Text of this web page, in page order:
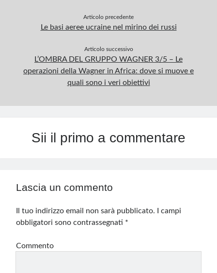
Articolo precedente
Le basi aeree ucraine nel mirino dei russi
Articolo successivo
L’OMBRA DEL GRUPPO WAGNER 3/5 – Le
operazioni della Wagner in Africa: dove si muove e
quali sono i veri obiettivi
Sii il primo a commentare
Lascia un commento
Il tuo indirizzo email non sarà pubblicato.
I campi
obbligatori sono contrassegnati *
Commento